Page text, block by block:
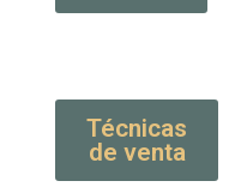
Técnicas
de venta